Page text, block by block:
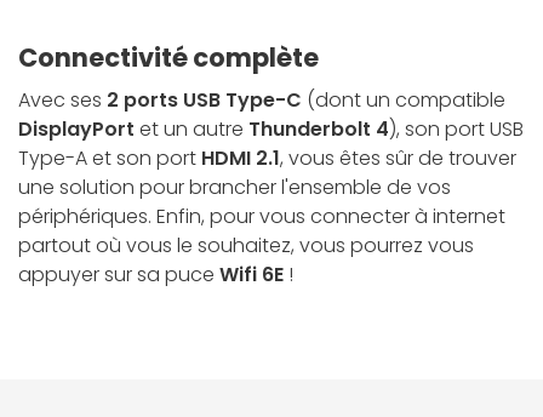
Connectivité complète
Avec ses 2 ports USB Type-C (dont un compatible
DisplayPort et un autre Thunderbolt 4), son port USB
Type-A et son port HDMI 2.1, vous êtes sûr de trouver
une solution pour brancher l'ensemble de vos
périphériques. Enfin, pour vous connecter à internet
partout où vous le souhaitez, vous pourrez vous
appuyer sur sa puce Wifi 6E !